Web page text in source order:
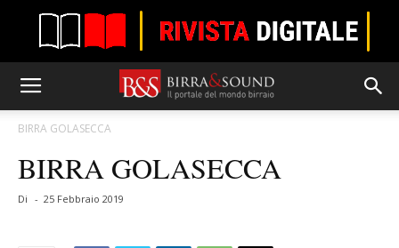
BIRRA GOLASECCA
BIRRA GOLASECCA
Di - 25 Febbraio 2019